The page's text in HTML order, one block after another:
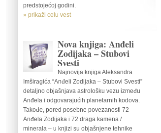
predstojećoj godini.
» prikaži celu vest
Nova knjiga: Anđeli
Zodijaka – Stubovi
Svesti
Najnovija knjiga Aleksandra
Imširagića “Anđeli Zodijaka – Stubovi Svesti”
detaljno objašnjava astrološku vezu između
Anđela i odgovarajućih planetarnih kodova.
Takođe, pored posebne povezanosti 72
Anđela Zodijaka i 72 draga kamena /
minerala – u knjizi su objašnjene tehnike